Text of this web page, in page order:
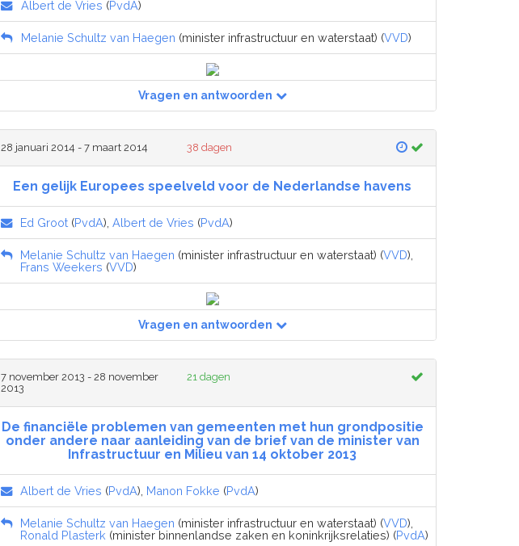
Albert de Vries (PvdA)
Melanie Schultz van Haegen (minister infrastructuur en waterstaat) (VVD)
Vragen en antwoorden
28 januari 2014 - 7 maart 2014 38 dagen
Een gelijk Europees speelveld voor de Nederlandse havens
Ed Groot (PvdA), Albert de Vries (PvdA)
Melanie Schultz van Haegen (minister infrastructuur en waterstaat) (VVD),
Frans Weekers (VVD)
Vragen en antwoorden
7 november 2013 - 28 november
2013
21 dagen
De financiële problemen van gemeenten met hun grondpositie
onder andere naar aanleiding van de brief van de minister van
Infrastructuur en Milieu van 14 oktober 2013
Albert de Vries (PvdA), Manon Fokke (PvdA)
Melanie Schultz van Haegen (minister infrastructuur en waterstaat) (VVD),
Ronald Plasterk (minister binnenlandse zaken en koninkrijksrelaties) (PvdA)